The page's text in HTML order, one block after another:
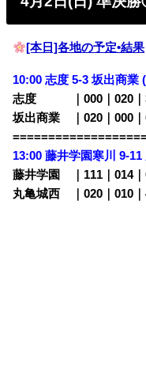
[本日]各地の予定•結果
10:00 志度 5-3 坂出商業
志度 ｜000｜020｜
坂出商業 ｜020｜000｜
13:00 藤井学園寒川 9-
藤井学園 ｜111｜014｜
丸亀城西 ｜020｜010｜